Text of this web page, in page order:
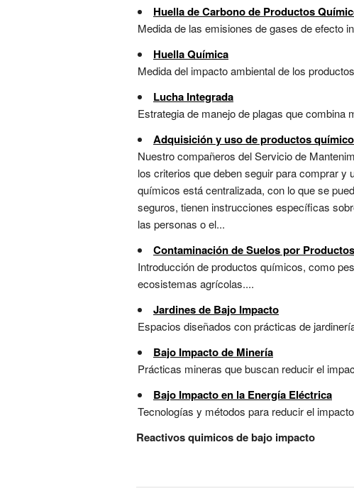
Huella de Carbono de Productos
Medida de las emisiones de gases de efecto
Huella Química
Medida del impacto ambiental de los
Lucha Integrada
Estrategia de manejo de plagas que
Adquisición y uso de productos
Nuestro compañeros del Servicio de
los criterios que deben seguir para comprar
químicos está centralizada, con lo que se
seguros, tienen instrucciones específicas
las personas o el...
Contaminación de Suelos por
Introducción de productos químicos, como
ecosistemas agrícolas....
Jardines de Bajo Impacto
Espacios diseñados con prácticas de
Bajo Impacto de Minería
Prácticas mineras que buscan reducir el
Bajo Impacto en la Energía Eléctrica
Tecnologías y métodos para reducir el
Reactivos quimicos de bajo impacto